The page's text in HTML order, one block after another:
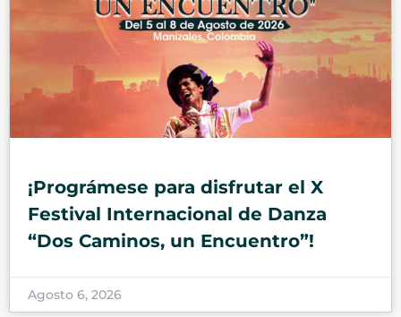
¡Prográmese para disfrutar el X
Festival Internacional de Danza
“Dos Caminos, un Encuentro”!
Agosto 6, 2026